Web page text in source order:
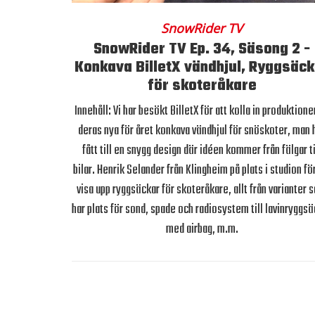
SnowRider TV
SnowRider TV Ep. 34, Säsong 2 -
Konkava BilletX vändhjul,
för skoteråkare
Innehåll: Vi har besökt BilletX för att kolla in
deras nya för året konkava vändhjul för snöskoter, man
fått till en snygg design där idéen kommer från fälgar
bilar. Henrik Selander från Klingheim på plats i studion
visa upp ryggsäckar för skoteråkare, allt från varianter
har plats för sond, spade och radiosystem till
med airbag, m.m.